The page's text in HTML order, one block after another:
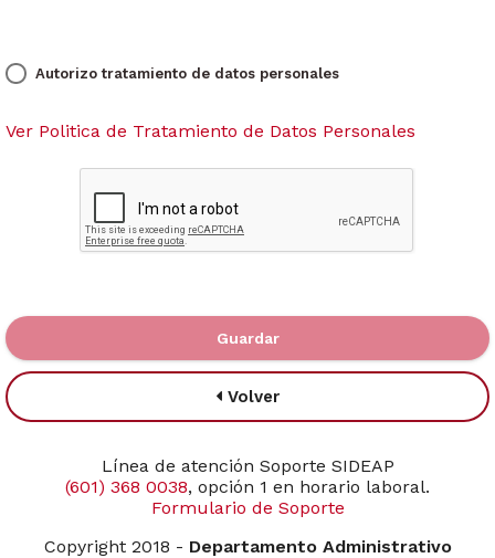
Autorizo tratamiento de datos personales
Ver Politica de Tratamiento de Datos Personales
Guardar
Volver
Línea de atención Soporte SIDEAP
(601) 368 0038, opción 1 en horario laboral.
Formulario de Soporte
Copyright 2018 - Departamento Administrativo